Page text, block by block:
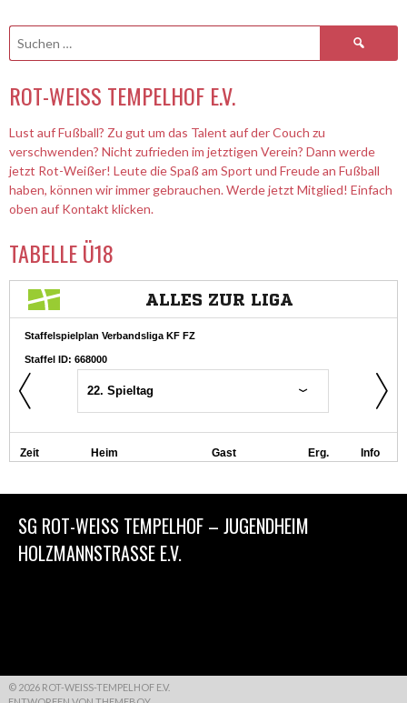
Suchen
ROT-WEISS TEMPELHOF E.V.
Lust auf Fußball? Zu gut um das Talent auf der Couch zu
verschwenden? Nicht zufrieden im jetztigen Verein? Dann werde
jetzt Rot-Weißer! Leute die Spaß am Sport und Freude an Fußball
haben, können wir immer gebrauchen. Werde jetzt Mitglied! Einfach
oben auf Kontakt klicken.
TABELLE Ü18
SG ROT-WEISS TEMPELHOF – JUGENDHEIM
HOLZMANNSTRASSE E.V.
© 2026 ROT-WEISS-TEMPELHOF E.V.